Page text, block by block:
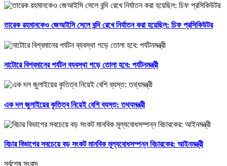
তারেক রহমানকেও জেআইসি সেলে বন্দি রেখে নির্যাতন করা হয়েছিল: চিফ প্রসিকিউটর
নাটোরে বিশ্বমানের পর্যটন ব্যবস্থা গড়ে তোলা হবে: পর্যটনমন্ত্রী
এক দল জুলাইয়ের কৃতিত্ব নিয়েই বেশি ব্যস্ত: তথ্যমন্ত্রী
বিচার বিভাগের সবচেয়ে বড় সংকট মানবিক মূল্যবোধসম্পন্ন বিচারকের: আইনমন্ত্রী
সর্বশেষ সংবাদ